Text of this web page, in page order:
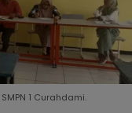
1 Curahdami.